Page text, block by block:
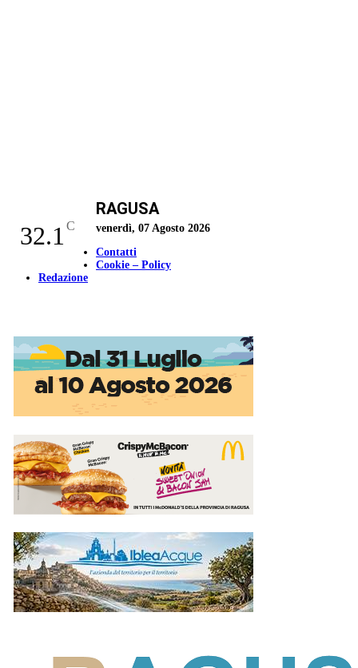
32.1 C
RAGUSA
venerdì, 07 Agosto 2026
Contatti
Cookie – Policy
Redazione